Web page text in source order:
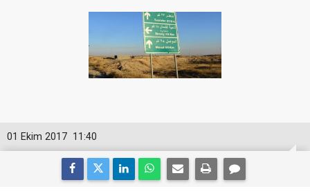
11:40
01 Ekim 2017